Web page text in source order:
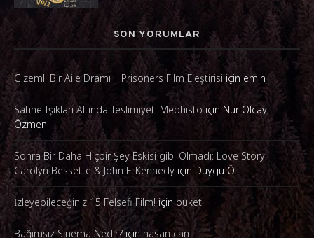
SON YORUMLAR
Gizemli Bir Aile Dramı | Prisoners Film Eleştirisi için emin
Sahne Işıkları Altında Teslimiyet: Mephisto için Nur Olcay
Özmen
Sonra Bir Daha Hiçbir Şey Eskisi gibi Olmadı: Love Story:
Carolyn Bessette & John F. Kennedy için Duygu Ö.
İzleyebileceğiniz 15 Felsefi Film!içinbuket
Bağımsız Sinema Nedir?içinhasan can